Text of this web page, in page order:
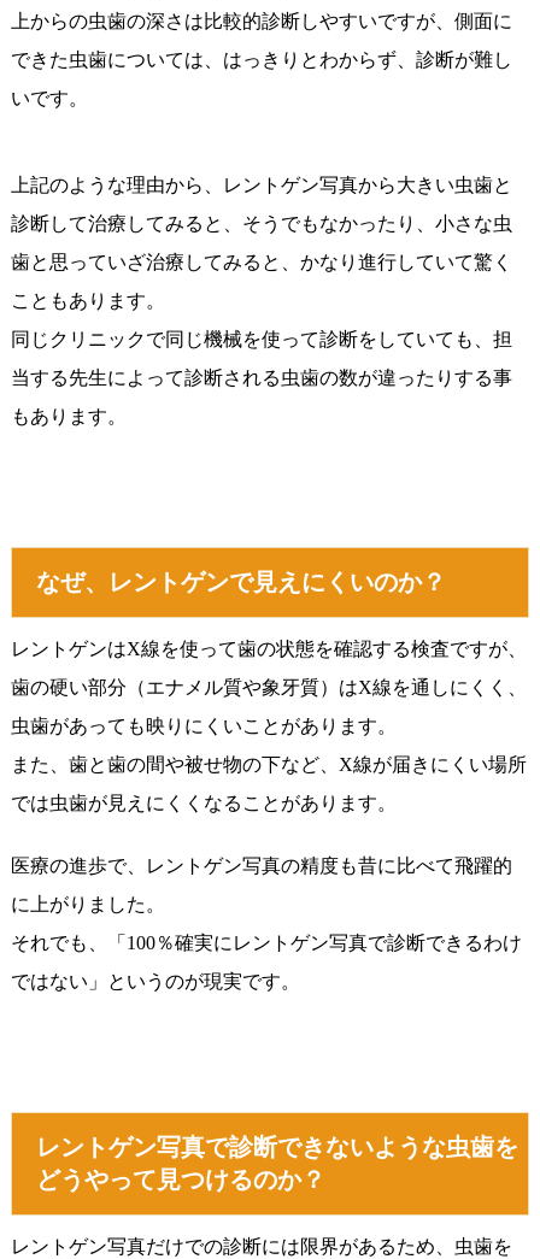
上からの虫歯の深さは比較的診断しやすいですが、側面に
できた虫歯については、はっきりとわからず、診断が難し
いです。
上記のような理由から、レントゲン写真から大きい虫歯と
診断して治療してみると、そうでもなかったり、小さな虫
歯と思っていざ治療してみると、かなり進行していて驚く
こともあります。
同じクリニックで同じ機械を使って診断をしていても、担
当する先生によって診断される虫歯の数が違ったりする事
もあります。
なぜ、レントゲンで見えにくいのか？
レントゲンはX線を使って歯の状態を確認する検査ですが、
歯の硬い部分（エナメル質や象牙質）はX線を通しにくく、
虫歯があっても映りにくいことがあります。
また、歯と歯の間や被せ物の下など、X線が届きにくい場所
では虫歯が見えにくくなることがあります。
医療の進歩で、レントゲン写真の精度も昔に比べて飛躍的
に上がりました。
それでも、「100％確実にレントゲン写真で診断できるわけ
ではない」というのが現実です。
レントゲン写真で診断できないような虫歯を
どうやって見つけるのか？
レントゲン写真だけでの診断には限界があるため、虫歯を